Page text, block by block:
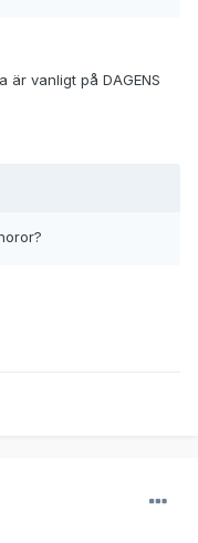
är vanligt på DAGENS